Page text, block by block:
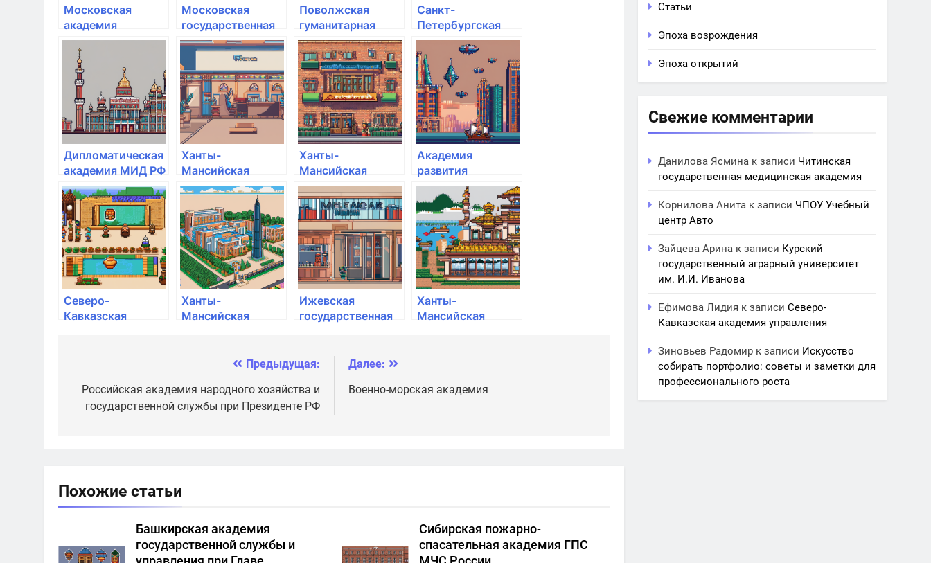
Московская
академия
предпринимательства
Московская
государственная
академия
хореографии
Поволжская
гуманитарная
академия
Санкт-
Петербургская
Юридическая
Академия
Дипломатическая
академия МИД РФ
Ханты-
Мансийская
государственная
академия
Ханты-
Мансийская
государственная
медицинская
академия
Академия
развития
международных
отношений
Северо-
Кавказская
Ханты-
Мансийская
академия
Ижевская
государственная
Ханты-
Мансийская
по
записям
Предыдущая:
Российская академия народного хозяйства и
государственной службы при Президенте РФ
Далее:
Военно-морская академия
Похожие статьи
Башкирская академия
государственной службы и
Сибирская пожарно-
спасательная академия ГПС
Статьи
Эпоха возрождения
Эпоха открытий
Свежие комментарии
Данилова Ясмина к записи Читинская
государственная медицинская академия
Корнилова Анита к записи ЧПОУ Учебный
центр Авто
Зайцева Арина к записи Курский
государственный аграрный университет
им. И.И. Иванова
Ефимова Лидия к записиСеверо-
Кавказская академия управления
Зиновьев Радомир к записи Искусство
собирать портфолио: советы и заметки для
профессионального роста